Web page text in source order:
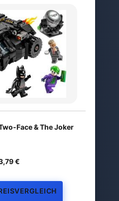
Face & The Joker
€